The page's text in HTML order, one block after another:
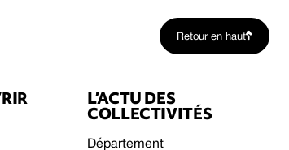
Retour en haut
L’ACTU DES
COLLECTIVITÉS
Département